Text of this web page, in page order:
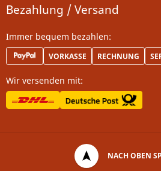
Bezahlung / Versand
Immer bequem bezahlen:
VORKASSE RECHNUNG
Wir versenden mit:
NACH OBEN